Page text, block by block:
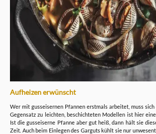
Aufheizen erwünscht
Wer mit gusseisernen Pfannen erstmals arbeitet, muss
Gegensatz zu leichten, beschichteten Modellen ist hier
Ist die gusseiserne Pfanne aber gut heiß, dann hält sie
Zeit. Auch beim Einlegen des Garguts kühlt sie nur